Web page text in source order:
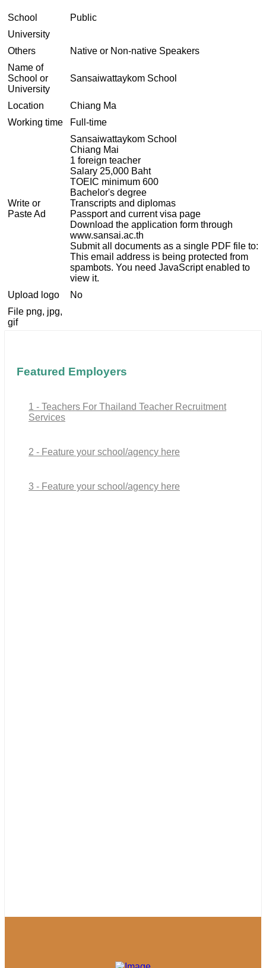
School
Public
University
Others
Native or Non-native Speakers
Name of
School or
University
Sansaiwattaykom School
Location
Chiang Ma
Working time
Full-time
Write or
Paste Ad
Sansaiwattaykom School
Chiang Mai
1 foreign teacher
Salary 25,000 Baht
TOEIC minimum 600
Bachelor's degree
Transcripts and diplomas
Passport and current visa page
Download the application form through
www.sansai.ac.th
Submit all documents as a single PDF file to:
This email address is being protected from
spambots. You need JavaScript enabled to
view it.
Upload logo
No
File png, jpg,
gif
Featured Employers
1 - Teachers For Thailand Teacher Recruitment
Services
2 - Feature your school/agency here
3 - Feature your school/agency here